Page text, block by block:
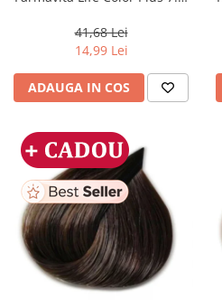
41,68 Lei
14,99 Lei
ADAUGA IN COS